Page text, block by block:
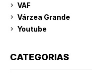
VAF
Várzea Grande
Youtube
CATEGORIAS